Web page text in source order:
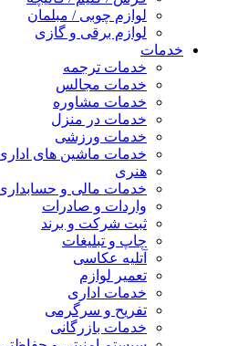
لوازم چوبی / مبلمان
لوازم برقی و گازی
خدمات
خدمات ترجمه
خدمات مجالس
خدمات مشاوره
خدمات در منزل
خدمات ورزشی
خدمات ماشین های اداری
هنری
خدمات مالی و حسابداری
واردات و صادرات
ثبت شرکت و برند
چاپ و تبلیغات
آتلیه عکاسی
تعمیر لوازم
خدمات اداری
تفریح و سرگرمی
خدمات بازرگانی